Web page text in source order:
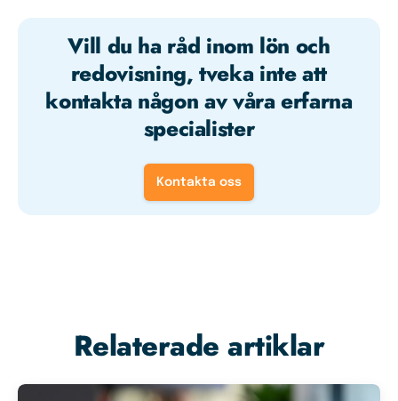
Vill du ha råd inom lön och
redovisning, tveka inte att
kontakta någon av våra erfarna
specialister
Kontakta oss
Relaterade artiklar